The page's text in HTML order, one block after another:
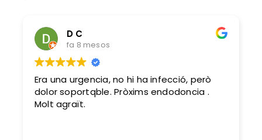
D C
fa 8 mesos
Era una urgencia, no hi ha infecció, però
dolor soportqble. Pròxims endodoncia .
Molt agraït.